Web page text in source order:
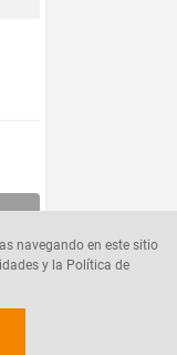
navegando en este sitio
y la Política de